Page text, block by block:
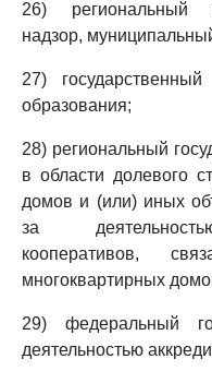
26) региональный
надзор,
27)
образования;
28) региональный
в области долевого
домов и (или) иных
за
кооперативов,
многоквартирных
29) федеральный
деятельностью